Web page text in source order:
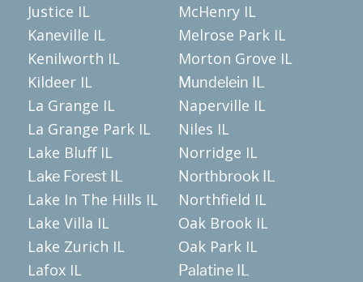
Justice IL
Kaneville IL
Kenilworth IL
Kildeer IL
La Grange IL
La Grange Park IL
Lake Bluff IL
Lake Forest IL
Lake In The Hills IL
Lake Villa IL
Lake Zurich IL
Lafox IL
McHenry IL
Melrose Park IL
Morton Grove IL
Mundelein IL
Naperville IL
Niles IL
Norridge IL
Northbrook IL
Northfield IL
Oak Brook IL
Oak Park IL
Palatine IL